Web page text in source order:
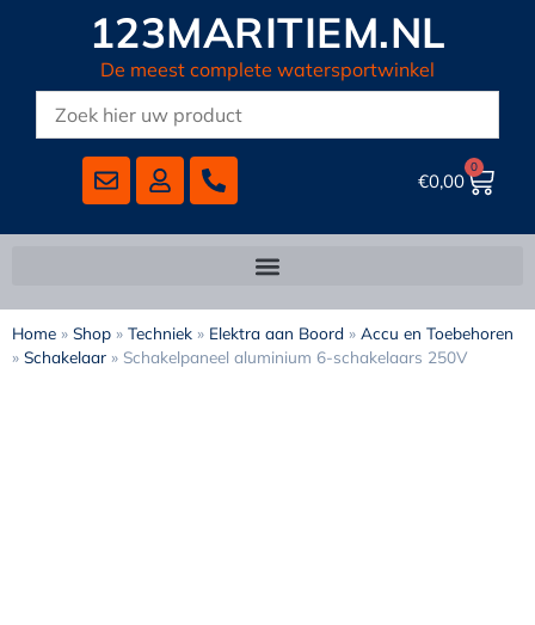
123MARITIEM.NL
De meest complete watersportwinkel
€0,00
0
Home » Shop » Techniek » Elektra aan Boord » Accu en Toebehoren
» Schakelaar » Schakelpaneel aluminium 6-schakelaars 250V